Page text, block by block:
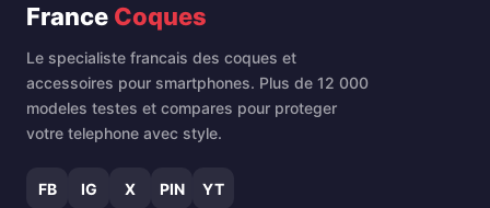
France Coques
Le specialiste francais des coques et
accessoires pour smartphones. Plus de 12 000
modeles testes et compares pour proteger
votre telephone avec style.
FB IG X PIN YT